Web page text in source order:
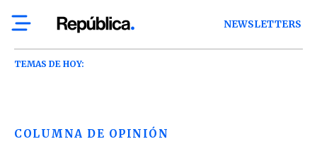
NEWSLETTERS
TEMAS DE HOY:
COLUMNA DE OPINIÓN